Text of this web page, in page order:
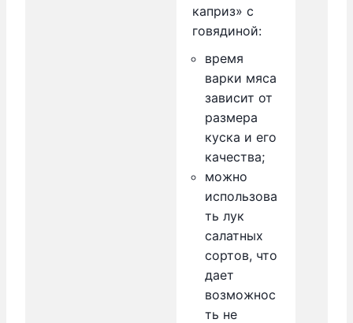
каприз» с
говядиной:
время
варки мяса
зависит от
размера
куска и его
качества;
можно
использова
ть лук
салатных
сортов, что
дает
возможнос
ть не